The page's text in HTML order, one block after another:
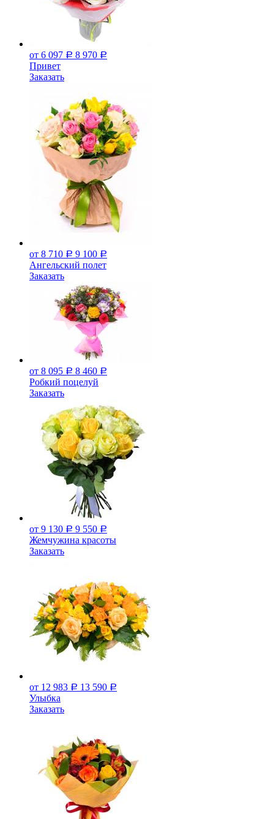
от 6 097 Р 8 970 Р
Привет
Заказать
от 8 710 Р 9 100 Р
Ангельский полет
Заказать
от 8 095 Р 8 460 Р
Робкий поцелуй
Заказать
от 9 130 Р 9 550 Р
Жемчужина красоты
Заказать
от 12 983 Р 13 590 Р
Улыбка
Заказать